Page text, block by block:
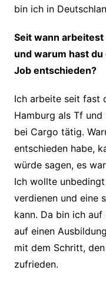
bin ich in
Seit wann
und warum hast
Job entschieden?
Ich arbeite seit fast
Hamburg als Tf
bei Cargo tätig.
entschieden habe,
würde sagen, es
Ich wollte
verdienen und eine
kann. Da bin ich
auf einen
mit dem Schritt,
zufrieden.